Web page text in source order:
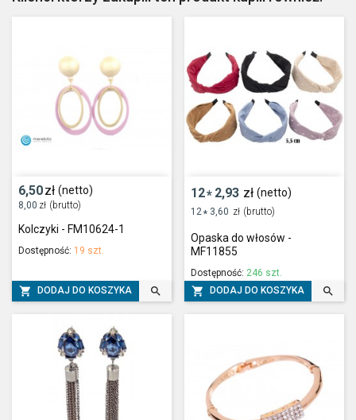
6,50zł (netto)
8,00 zł (brutto)
Kolczyki - FM10624-1
Dostępność: 19 szt.
 DODAJ DO KOSZYKA 
12* 2,93 zł (netto)
12* 3,60 zł (brutto)
Opaska do włosów -
MF11855
Dostępność: 246 szt.
 DODAJ DO KOSZYKA 